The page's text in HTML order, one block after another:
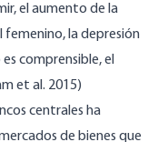
el aumento de la
femenino, la depresión
comprensible, el
et al. 2015)
centrales ha
de bienes que